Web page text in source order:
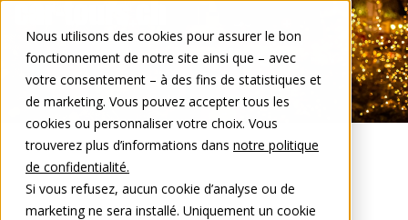
Nous utilisons des cookies pour assurer le bon
fonctionnement de notre site ainsi que – avec
votre consentement – à des fins de statistiques et
de marketing. Vous pouvez accepter tous les
cookies ou personnaliser votre choix. Vous
trouverez plus d’informations dans notre politique
de confidentialité.
Si vous refusez, aucun cookie d’analyse ou de
marketing ne sera installé. Uniquement un cookie
DEFR
Open menu